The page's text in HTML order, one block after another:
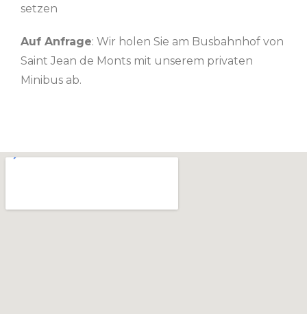
setzen
Auf Anfrage: Wir holen Sie am Busbahnhof von
Saint Jean de Monts mit unserem privaten
Minibus ab.